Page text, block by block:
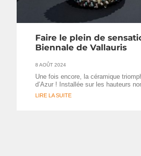
Faire le plein de
Biennale de Vallauris
8 AOÛT 2024
Une fois encore, la céramique
d’Azur ! Installée sur les hauteurs
LIRE LA SUITE